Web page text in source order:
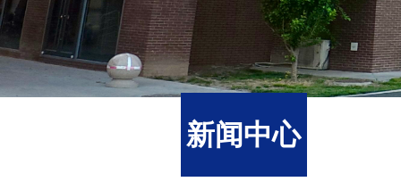
新闻中心